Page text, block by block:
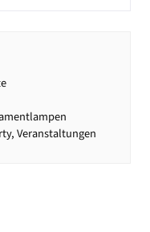
Veranstaltungen